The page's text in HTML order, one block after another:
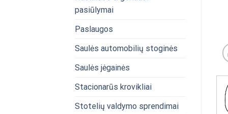
pasiūlymai
Paslaugos
Saulės automobilių stoginės
Saulės jėgainės
Stacionarūs krovikliai
Stotelių valdymo sprendimai